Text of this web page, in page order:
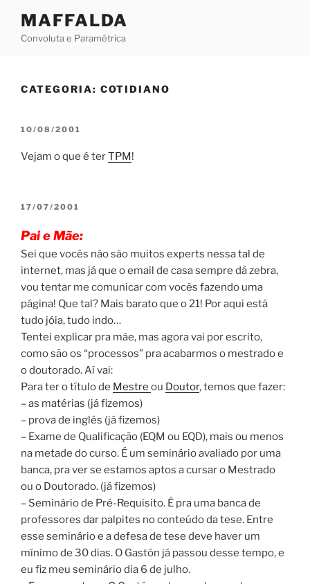
content
MAFFALDA
Convoluta e Paramétrica
CATEGORIA: COTIDIANO
POSTED
10/08/2001
Vejam o que é terTPM!
POSTED
17/07/2001
Pai e Mãe:
Sei que vocês não são muitos experts nessa tal de
internet, mas já que o email de casa sempre dá zebra,
vou tentar me comunicar com vocês fazendo uma
página! Que tal? Mais barato que o 21! Por aqui está
tudo jóia, tudo indo…
Tentei explicar pra mãe, mas agora vai por escrito,
como são os “processos” pra acabarmos o mestrado e
o doutorado. Aí vai:
Para ter o título de Mestre ou Doutor, temos que fazer:
– as matérias (já fizemos)
– prova de inglês (já fizemos)
– Exame de Qualificação (EQM ou EQD), mais ou menos
na metade do curso. É um seminário avaliado por uma
banca, pra ver se estamos aptos a cursar o Mestrado
ou o Doutorado. (já fizemos)
– Seminário de Pré-Requisito. É pra uma banca de
professores dar palpites no conteúdo da tese. Entre
esse seminário e a defesa de tese deve haver um
mínimo de 30 dias. O Gastón já passou desse tempo, e
eu fiz meu seminário dia 6 de julho.